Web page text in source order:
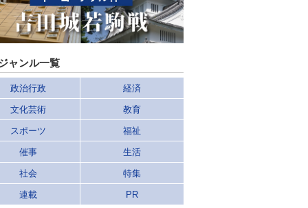
ャンル一覧
政治行政 経済
文化芸術 教育
スポーツ 福祉
催事 生活
社会 特集
連載 PR